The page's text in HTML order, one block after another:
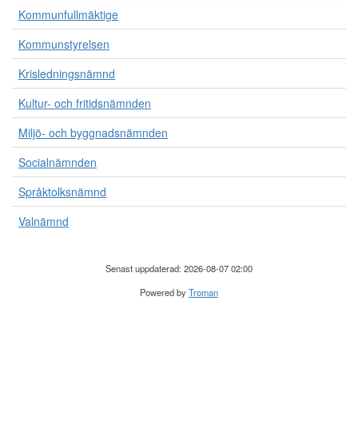
Kommunfullmäktige
Kommunstyrelsen
Krisledningsnämnd
Kultur- och fritidsnämnden
Miljö- och byggnadsnämnden
Socialnämnden
Språktolksnämnd
Valnämnd
Senast uppdaterad: 2026-08-07 02:00
Powered byTroman